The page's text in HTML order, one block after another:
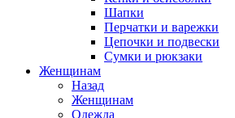
Шапки
Перчатки и варежки
Цепочки и подвески
Сумки и рюкзаки
Женщинам
Назад
Женщинам
Одежда